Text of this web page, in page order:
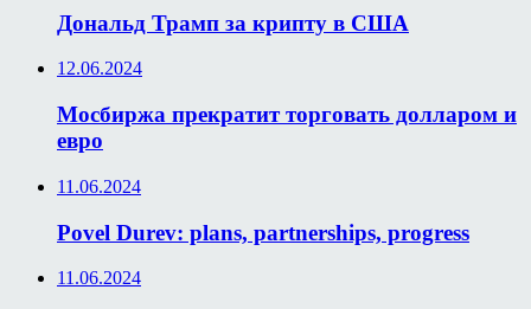
Дональд Трамп за крипту в США
12.06.2024
Мосбиржа прекратит торговать долларом и
евро
11.06.2024
Povel Durev: plans, partnerships, progress
11.06.2024